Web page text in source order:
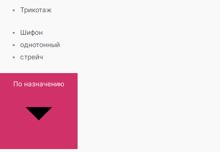
Трикотаж
Шифон
однотонный
стрейч
По назначению